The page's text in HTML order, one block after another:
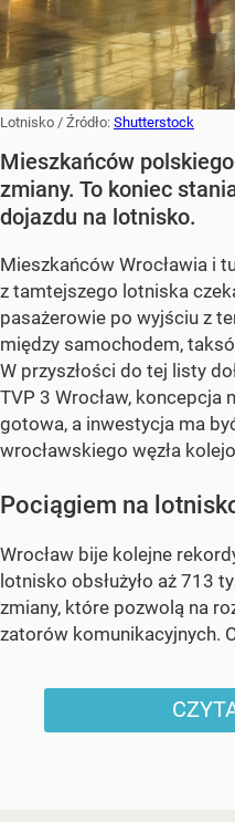
Lotnisko / Źródło: Shutterstock
Mieszkańców
zmiany. To koniec
dojazdu na lotnisko.
Mieszkańców Wrocławia i
z tamtejszego lotniska
pasażerowie po wyjściu z
między samochodem,
W przyszłości do tej listy
TVP 3 Wrocław, koncepcja
gotowa, a inwestycja ma
wrocławskiego węzła
Pociągiem na
Wrocław bije kolejne
lotnisko obsłużyło aż 713
zmiany, które pozwolą na
zatorów komunikacyjnych.